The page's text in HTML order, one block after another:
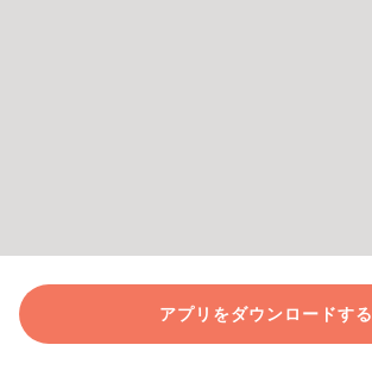
アプリをダウンロードする